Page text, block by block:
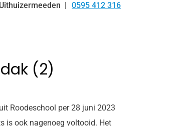
Uithuizermeeden Tel:
0595 412 316
(2)
Roodeschool per 28 juni 2023
is ook nagenoeg voltooid. Het